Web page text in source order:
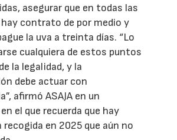
asegurar que en todas las
contrato de por medio y
la uva a treinta días. “Lo
cualquiera de estos puntos
la legalidad, y la
debe actuar con
afirmó ASAJA en un
el que recuerda que hay
recogida en 2025 que aún no